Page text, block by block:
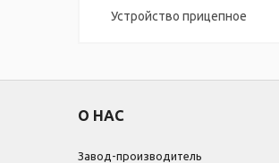
Устройство прицепное
О НАС
Завод-производитель